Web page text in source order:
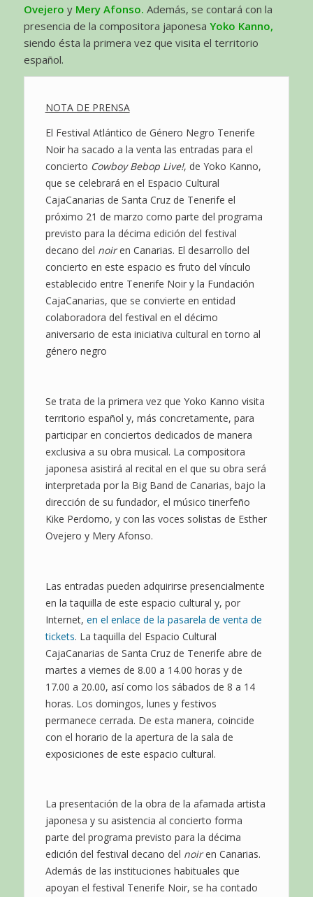
Ovejero y Mery Afonso. Además, se contará con la
presencia de la compositora japonesa Yoko Kanno,
siendo ésta la primera vez que visita el territorio
español.
NOTA DE PRENSA
El Festival Atlántico de Género Negro Tenerife
Noir ha sacado a la venta las entradas para el
concierto Cowboy Bebop Live!, de Yoko Kanno,
que se celebrará en el Espacio Cultural
CajaCanarias de Santa Cruz de Tenerife el
próximo 21 de marzo como parte del programa
previsto para la décima edición del festival
decano del noiren Canarias. El desarrollo del
concierto en este espacio es fruto del vínculo
establecido entre Tenerife Noir y la Fundación
CajaCanarias, que se convierte en entidad
colaboradora del festival en el décimo
aniversario de esta iniciativa cultural en torno al
género negro
Se trata de la primera vez que Yoko Kanno visita
territorio español y, más concretamente, para
participar en conciertos dedicados de manera
exclusiva a su obra musical. La compositora
japonesa asistirá al recital en el que su obra será
interpretada por la Big Band de Canarias, bajo la
dirección de su fundador, el músico tinerfeño
Kike Perdomo, y con las voces solistas de Esther
Ovejero y Mery Afonso.
Las entradas pueden adquirirse presencialmente
en la taquilla de este espacio cultural y, por
Internet, en el enlace de la pasarela de venta de
tickets. La taquilla del Espacio Cultural
CajaCanarias de Santa Cruz de Tenerife abre de
martes a viernes de 8.00 a 14.00 horas y de
17.00 a 20.00, así como los sábados de 8 a 14
horas. Los domingos, lunes y festivos
permanece cerrada. De esta manera, coincide
con el horario de la apertura de la sala de
exposiciones de este espacio cultural.
La presentación de la obra de la afamada artista
japonesa y su asistencia al concierto forma
parte del programa previsto para la décima
edición del festival decano del noiren Canarias.
Además de las instituciones habituales que
apoyan el festival Tenerife Noir, se ha contado